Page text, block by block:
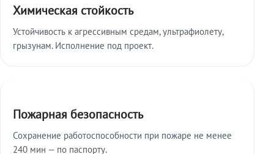
Химическая стойкость
Устойчивость к агрессивным средам, ультрафиолету,
грызунам. Исполнение под проект.
Пожарная безопасность
Сохранение работоспособности при пожаре не менее
240 мин — по паспорту.